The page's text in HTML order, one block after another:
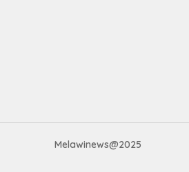
Melawinews@2025